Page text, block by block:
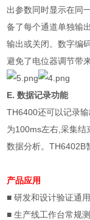
出参数同时显示在同
备了每个通道单独输
输出或关闭。数字编
避免了电位器调节带
E.数据记录功能
TH6400还可以记录
为100ms左右 ,采集结
数据分析。TH6402B
产品应用
■ 研发和设计验证通
■ 生产线工作台常规